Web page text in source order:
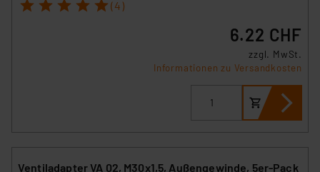
1 2 3 4 5 (4)
6.22 CHF
zzgl. MwSt.
Informationen zu Versandkosten
Ventiladapter VA 02, M30x1,5, Außengewinde, 5er-Pack